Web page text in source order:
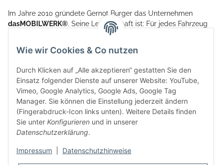
Im Jahre 2010 gründete Gernot Burger das Unternehmen
dasMOBILWERK®. Seine Leidenschaft ist: Für jedes Fahrzeug
ein Car Cover anzubieten - passgenau und individuell.
Aufgrund der vielen positiven Kundenrückmeldungen kamen
weitere Produkte, wie Reifenschuhe, Hardtopständer hinzu.
Seine Reifenschoner werden in Deutschland produziert und
sind mit hochwertigen Techniken und Materialien gefertigt.
dasMOBILWERK® ist seit der Gründung ein
Familienunternehmen, welches sich seit 2010 auf
Wachstumskurs befindet. Hier haben Sie zu den üblichen
Geschäftszeiten immer einen persönlichen Ansprechpartner,
sofern Sie Fragen rund um die Produkte von dasMOBILWERK
haben.
Wie wir Cookies & Co nutzen
Durch Klicken auf „Alle akzeptieren“ gestatten Sie den
Einsatz folgender Dienste auf unserer Website: YouTube,
Vimeo, Google Analytics, Google Ads, Google Tag
Manager. Sie können die Einstellung jederzeit ändern
(Fingerabdruck-Icon links unten). Weitere Details finden
Sie unter Konfigurieren und in unserer
Datenschutzerklärung.
Impressum Datenschutzhinweise